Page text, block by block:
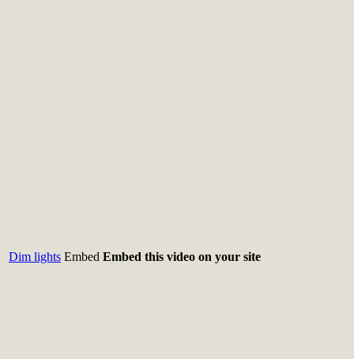
Dim lights Embed Embed this video on your site